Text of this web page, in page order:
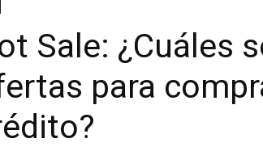
Sale: ¿Cuáles
para